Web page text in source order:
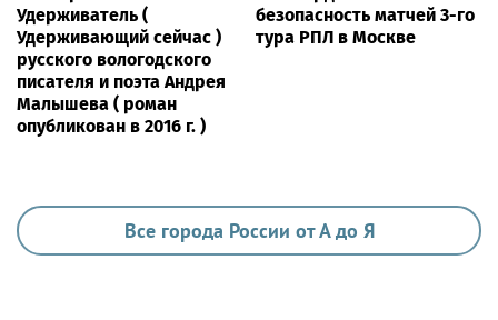
Удерживатель (
Удерживающий сейчас )
русского вологодского
писателя и поэта Андрея
Малышева ( роман
опубликован в 2016 г. )
безопасность матчей 3-го
тура РПЛ в Москве
Все города России от А до Я